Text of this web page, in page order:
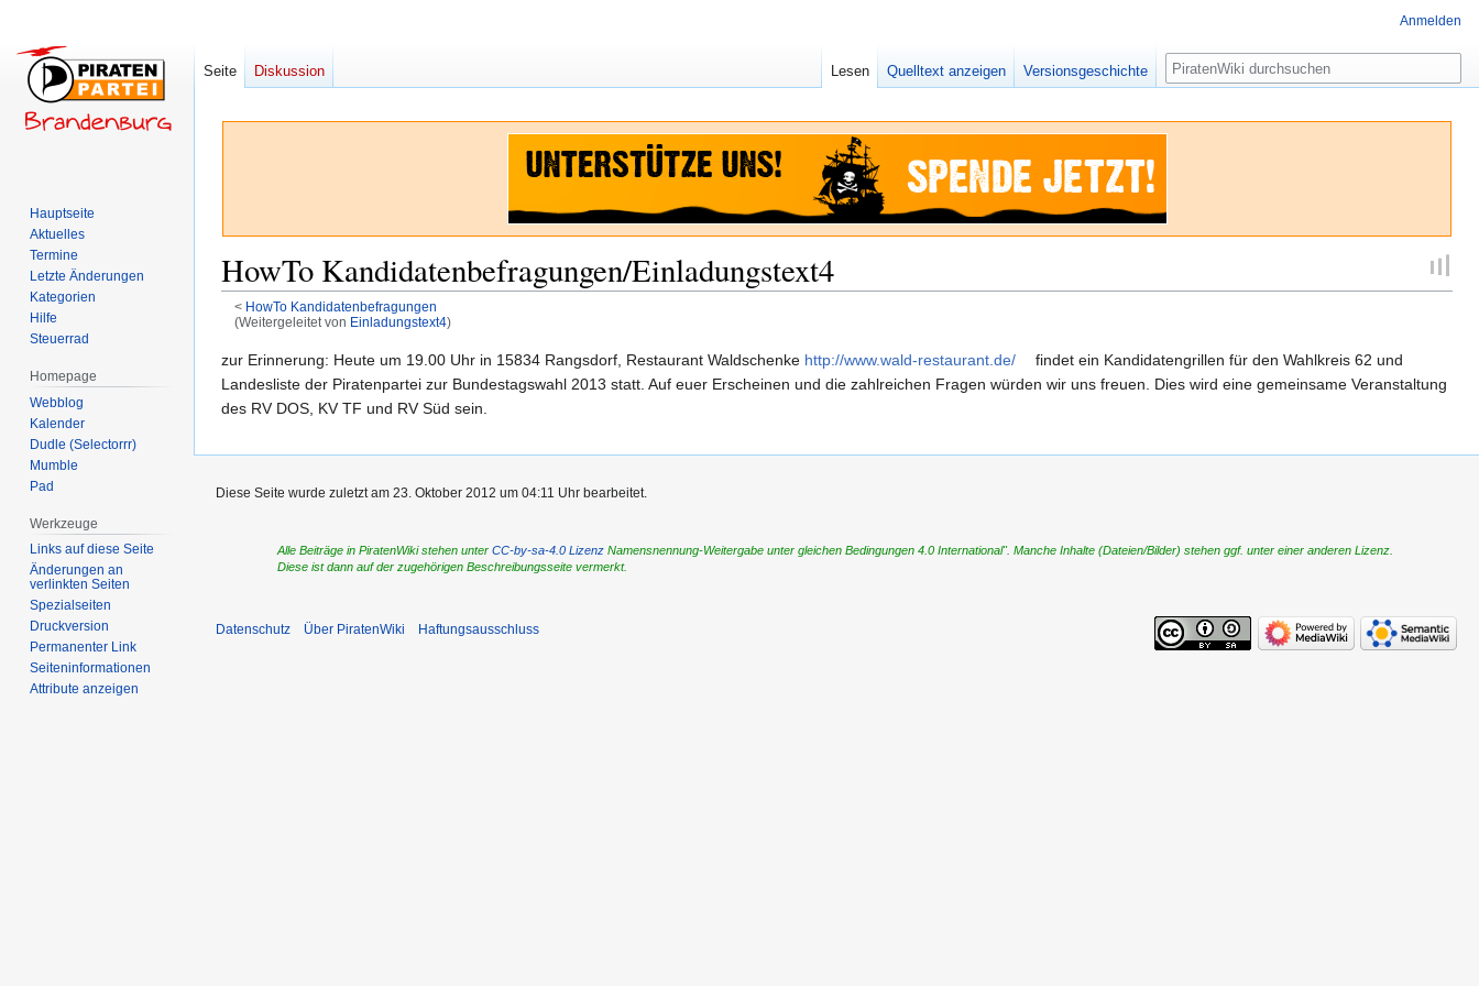
HowTo Kandidatenbefragungen/Einladungstext4
< HowTo Kandidatenbefragungen
(Weitergeleitet von Einladungstext4)
Zur
Navigation
springen
Zur
Suche
springen
zur Erinnerung: Heute um 19.00 Uhr in 15834 Rangsdorf, Restaurant Waldschenke http://www.wald-restaurant.de/
findet ein Kandidatengrillen für den Wahlkreis 62 und
Landesliste der Piratenpartei zur Bundestagswahl 2013 statt. Auf euer Erscheinen und die zahlreichen Fragen würden wir uns freuen. Dies wird eine gemeinsame Veranstaltung
des RV DOS, KV TF und RV Süd sein.
Anmelden
Seite Diskussion Lesen Quelltext anzeigen Versionsgeschichte Suche
Hauptseite
Aktuelles
Termine
Letzte Änderungen
Kategorien
Hilfe
Steuerrad
Homepage
Webblog
Kalender
Dudle (Selectorrr)
Mumble
Pad
Werkzeuge
Links auf diese Seite
Änderungen an
verlinkten Seiten
Spezialseiten
Druckversion
Permanenter Link
Seiten­­informationen
Attribute anzeigen
Diese Seite wurde zuletzt am 23. Oktober 2012 um 04:11 Uhr bearbeitet.
Alle Beiträge in PiratenWiki stehen unterCC-by-sa-4.0 Lizenz Namensnennung-Weitergabe unter gleichen Bedingungen 4.0 International". Manche Inhalte (Dateien/Bilder) stehen ggf. unter einer anderen Lizenz.
Diese ist dann auf der zugehörigen Beschreibungsseite vermerkt.
Datenschutz Über PiratenWiki Haftungsausschluss